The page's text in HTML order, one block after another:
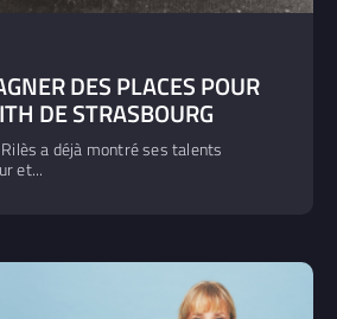
DES PLACES POUR
DE STRASBOURG
a déjà montré ses talents
et...